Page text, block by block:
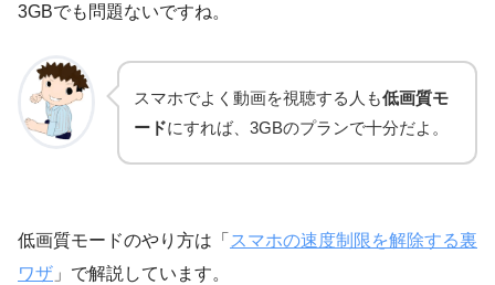
3GBでも問題ないですね。
スマホでよく動画を視聴する人も低画質モ
ードにすれば、3GBのプランで十分だよ。
低画質モードのやり方は「 スマホの速度制限を解除する裏
ワザ 」で解説しています。